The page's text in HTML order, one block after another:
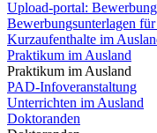
Upload-portal:
Bewerbungsunterlagen
Kurzaufenthalte im
Praktikum im Ausland
Praktikum im Ausland
PAD-Infoveranstaltung
Unterrichten im Ausland
Doktoranden